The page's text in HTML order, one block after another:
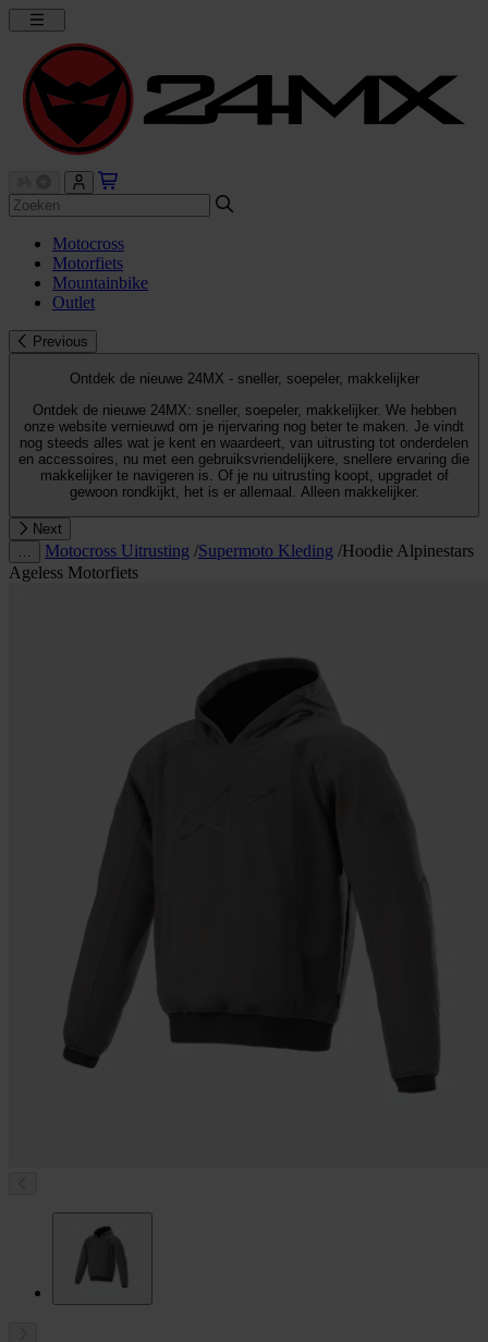
Motocross
Motorfiets
Mountainbike
Outlet
Previous
Ontdek de nieuwe 24MX - sneller, soepeler, makkelijker
Ontdek de nieuwe 24MX: sneller, soepeler, makkelijker. We hebben
onze website vernieuwd om je rijervaring nog beter te maken. Je vindt
nog steeds alles wat je kent en waardeert, van uitrusting tot onderdelen
en accessoires, nu met een gebruiksvriendelijkere, snellere ervaring die
makkelijker te navigeren is. Of je nu uitrusting koopt, upgradet of
gewoon rondkijkt, het is er allemaal. Alleen makkelijker.
Next
Motocross Uitrusting /Supermoto Kleding /Hoodie Alpinestars
Ageless Motorfiets